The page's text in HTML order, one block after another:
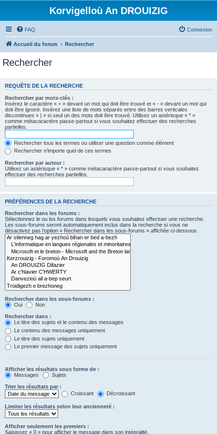
Korvigelloù An DROUIZIG
FAQ Connexion
Accueil du forum Rechercher
Rechercher
REQUÊTE DE LA RECHERCHE
Rechercher par mots-clés :
Insérez le caractère « + » devant un mot qui doit être trouvé et « - » devant un mot qui
doit être ignoré. Insérez une liste de mots séparés entre des barres verticales
discontinues « | » si seul un des mots doit être trouvé. Utilisez un astérisque « * »
comme métacaractère passe-partout si vous souhaitez effectuer des recherches
partielles.
Rechercher tous les termes ou utiliser une question comme élément
Rechercher n’importe quel de ces termes
Rechercher par auteur :
Utilisez un astérisque « * » comme métacaractère passe-partout si vous souhaitez
effectuer des recherches partielles.
PRÉFÉRENCES DE LA RECHERCHE
Rechercher dans les forums :
Sélectionnez le ou les forums dans lesquels vous souhaitez effectuer une recherche.
Les sous-forums seront automatiquement inclus dans la recherche si vous ne
désactivez pas l’option « Rechercher dans les sous-forums » affichée ci-dessous.
Rechercher dans les sous-forums :
Oui
Non
Rechercher dans :
Le titre des sujets et le contenu des messages
Le contenu des messages uniquement
Le titre des sujets uniquement
Le premier message des sujets uniquement
Afficher les résultats sous forme de :
Messages
Sujets
Trier les résultats par :
Croissant
Décroissant
Limiter les résultats selon leur ancienneté :
Afficher seulement les premiers :
Saisissez « 0 » pour afficher le message dans son intégralité.